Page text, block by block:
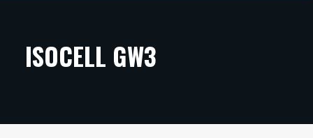
ARTIKKELIT
TECHBBS
ISOCELL GW3